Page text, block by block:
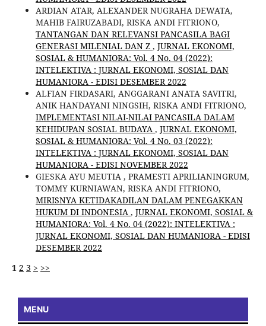
ARDIAN ATAR, ALEXANDER NUGRAHA DEWATA,
MAHIB FAIRUZABADI, RISKA ANDI FITRIONO,
TANTANGAN DAN RELEVANSI PANCASILA BAGI
GENERASI MILENIAL DAN Z , JURNAL EKONOMI,
SOSIAL & HUMANIORA: Vol. 4 No. 04 (2022):
INTELEKTIVA : JURNAL EKONOMI, SOSIAL DAN
HUMANIORA - EDISI DESEMBER 2022
ALFIAN FIRDASARI, ANGGARANI ANATA SAVITRI,
ANIK HANDAYANI NINGSIH, RISKA ANDI FITRIONO,
IMPLEMENTASI NILAI-NILAI PANCASILA DALAM
KEHIDUPAN SOSIAL BUDAYA , JURNAL EKONOMI,
SOSIAL & HUMANIORA: Vol. 4 No. 03 (2022):
INTELEKTIVA : JURNAL EKONOMI, SOSIAL DAN
HUMANIORA - EDISI NOVEMBER 2022
GIESKA AYU MEUTIA , PRAMESTI APRILIANINGRUM,
TOMMY KURNIAWAN, RISKA ANDI FITRIONO,
MIRISNYA KETIDAKADILAN DALAM PENEGAKKAN
HUKUM DI INDONESIA , JURNAL EKONOMI, SOSIAL &
HUMANIORA: Vol. 4 No. 04 (2022): INTELEKTIVA :
JURNAL EKONOMI, SOSIAL DAN HUMANIORA - EDISI
DESEMBER 2022
1 2 3 > >>
MENU